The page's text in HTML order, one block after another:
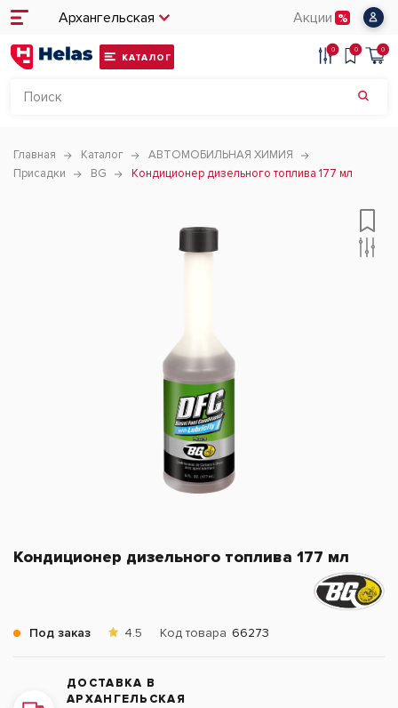
Архангельская Акции
КАТАЛОГ
0 0 0
Главная Каталог
АВТОМОБИЛЬНАЯ ХИМИЯ
Присадки
BG Кондиционер дизельного топлива 177 мл
Кондиционер дизельного топлива 177 мл
Под заказ 4.5 Код товара 66273
ДОСТАВКА В
АРХАНГЕЛЬСКАЯ